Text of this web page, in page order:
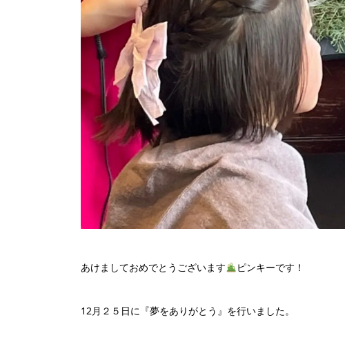
あけましておめでとうございます ピンキーです！
12月２５日に『夢をありがとう』を行いました。